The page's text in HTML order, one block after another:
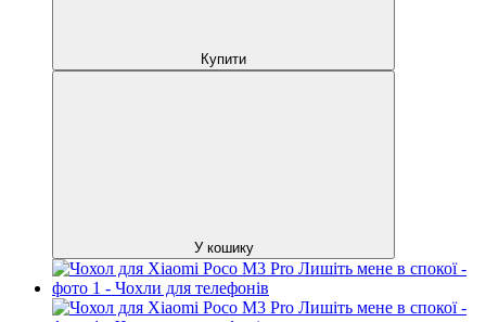
Купити
У кошику